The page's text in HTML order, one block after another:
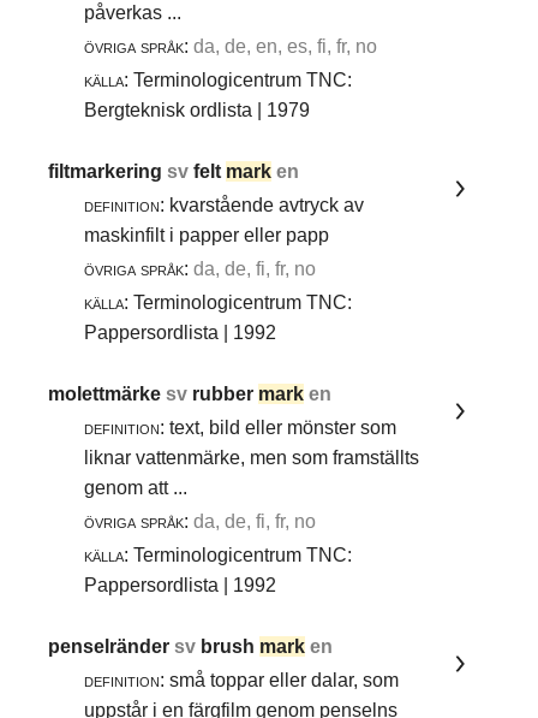
påverkas ...
övriga språk: da, de, en, es, fi, fr, no
källa: Terminologicentrum TNC:
Bergteknisk ordlista | 1979
filtmarkeringsvfelt mark en
definition: kvarstående avtryck av
maskinfilt i papper eller papp
övriga språk: da, de, fi, fr, no
källa: Terminologicentrum TNC:
Pappersordlista | 1992
molettmärkesv rubber mark en
definition: text, bild eller mönster som
liknar vattenmärke, men som framställts
genom att ...
övriga språk: da, de, fi, fr, no
källa: Terminologicentrum TNC:
Pappersordlista | 1992
penselrändersv brush mark en
definition: små toppar eller dalar, som
uppstår i en färgfilm genom penselns